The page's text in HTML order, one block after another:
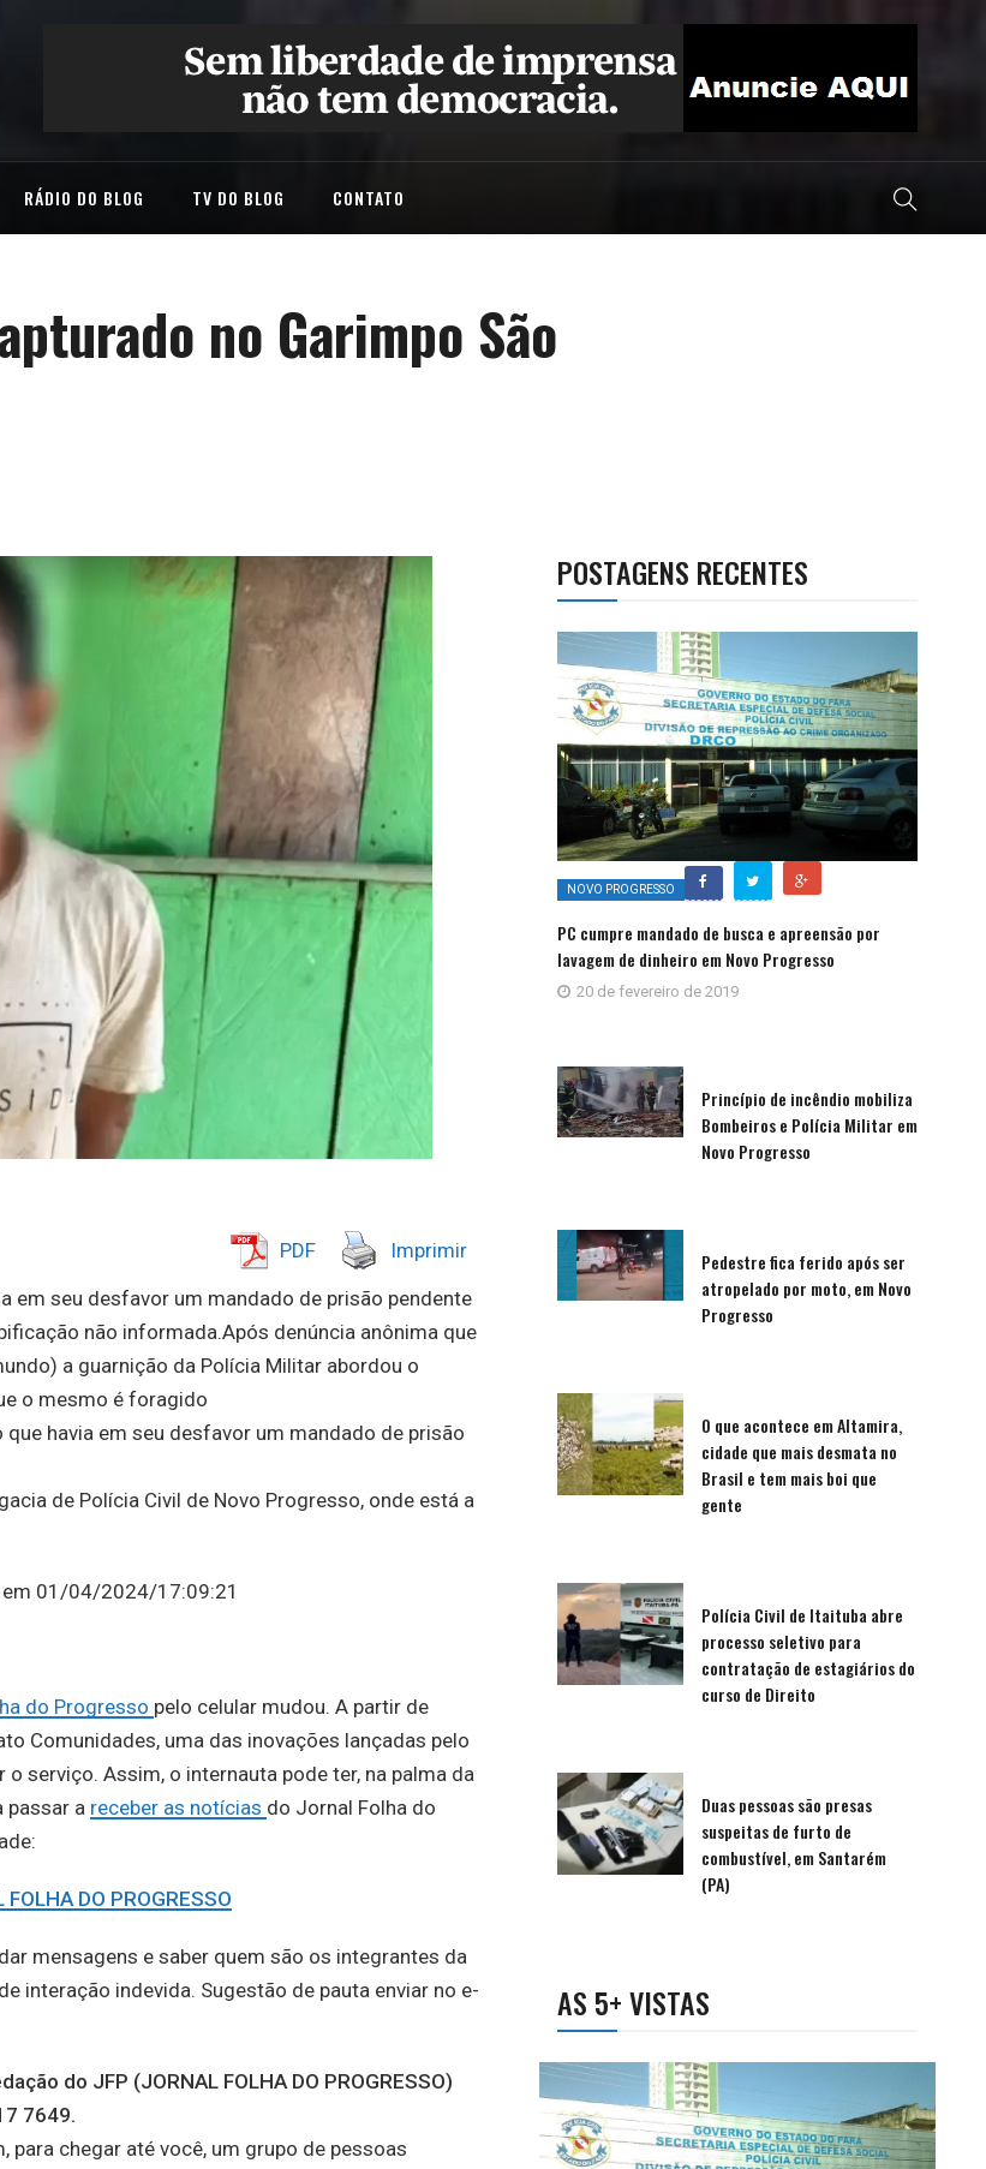
RÁDIO DO BLOG TV DO BLOG CONTATO
no Garimpo São
PDF Imprimir
em seu desfavor um mandado de prisão pendente
não informada.Após denúncia anônima que
a guarnição da Polícia Militar abordou o
o mesmo é foragido
havia em seu desfavor um mandado de prisão
de Polícia Civil de Novo Progresso, onde está a
em 01/04/2024/17:09:21
do Progresso pelo celular mudou. A partir de
Comunidades, uma das inovações lançadas pelo
serviço. Assim, o internauta pode ter, na palma da
passar a receber as notícias do Jornal Folha do
DO PROGRESSO
mensagens e saber quem são os integrantes da
interação indevida. Sugestão de pauta enviar no e-
do JFP (JORNAL FOLHA DO PROGRESSO)
7649.
chegar até você, um grupo de pessoas
POSTAGENS RECENTES
NOVO PROGRESSO
PC cumpre mandado de busca e apreensão por
lavagem de dinheiro em Novo Progresso
20 de fevereiro de 2019
Princípio de incêndio mobiliza
Bombeiros e Polícia Militar em
Novo Progresso
Pedestre fica ferido após ser
atropelado por moto, em Novo
Progresso
O que acontece em Altamira,
cidade que mais desmata no
Brasil e tem mais boi que
gente
Polícia Civil de Itaituba abre
processo seletivo para
contratação de estagiários do
curso de Direito
Duas pessoas são presas
suspeitas de furto de
combustível, em Santarém
(PA)
AS 5+ VISTAS